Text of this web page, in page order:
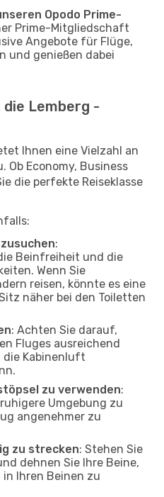
Opodo Prime-
Prime-Mitgliedschaft
Angebote für Flüge,
und genießen dabei
Lemberg -
Ihnen eine Vielzahl an
Ob Economy, Business
die perfekte Reiseklasse
:
Beinfreiheit und die
Wenn Sie
reisen, könnte es eine
näher bei den Toiletten
: Achten Sie darauf,
Fluges ausreichend
die Kabinenluft
zu verwenden:
Umgebung zu
angenehmer zu
zu strecken: Stehen Sie
dehnen Sie Ihre Beine,
Ihren Beinen zu